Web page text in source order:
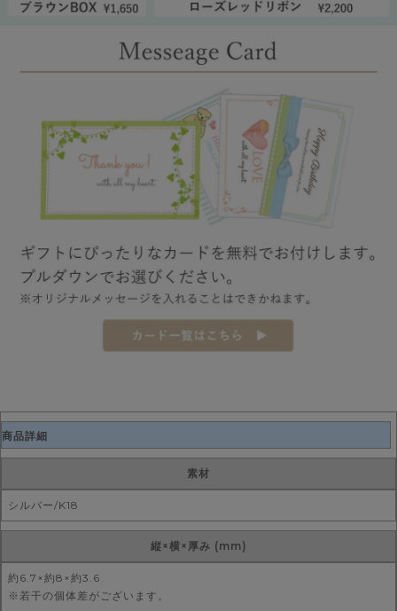
商品詳細
素材
シルバー/K18
縦×横×厚み (mm)
約6.7×約8×約3.6
※若干の個体差がございます。